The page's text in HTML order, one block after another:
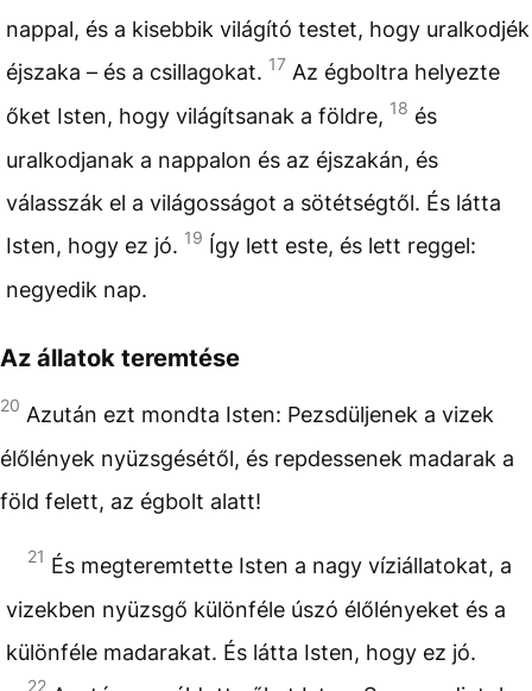
nappal, és a kisebbik világító testet, hogy uralkodjék
éjszaka – és a csillagokat. 17 Az égboltra helyezte
őket Isten, hogy világítsanak a földre, 18 és
uralkodjanak a nappalon és az éjszakán, és
válasszák el a világosságot a sötétségtől. És látta
Isten, hogy ez jó. 19 Így lett este, és lett reggel:
negyedik nap.
Az állatok teremtése
20 Azután ezt mondta Isten: Pezsdüljenek a vizek
élőlények nyüzsgésétől, és repdessenek madarak a
föld felett, az égbolt alatt!
21 És megteremtette Isten a nagy víziállatokat, a
vizekben nyüzsgő különféle úszó élőlényeket és a
különféle madarakat. És látta Isten, hogy ez jó.
22